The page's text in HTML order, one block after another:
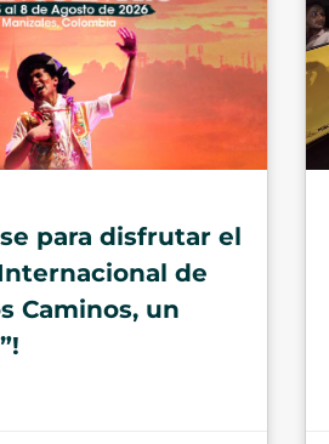
para disfrutar el
de
Caminos, un